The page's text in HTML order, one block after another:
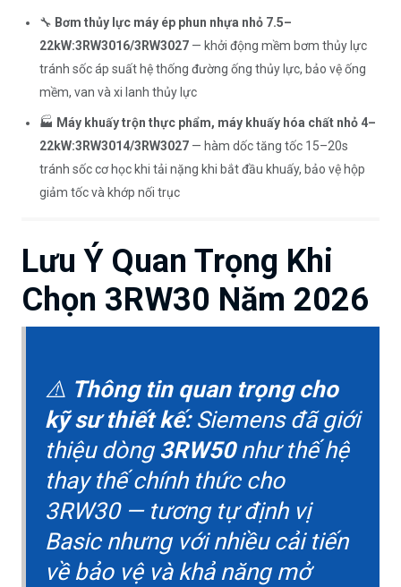
🔧 Bơm thủy lực máy ép phun nhựa nhỏ 7.5–
22kW:3RW3016/3RW3027 — khởi động mềm bơm thủy lực
tránh sốc áp suất hệ thống đường ống thủy lực, bảo vệ ống
mềm, van và xi lanh thủy lực
🏭 Máy khuấy trộn thực phẩm, máy khuấy hóa chất nhỏ 4–
22kW:3RW3014/3RW3027 — hàm dốc tăng tốc 15–20s
tránh sốc cơ học khi tải nặng khi bắt đầu khuấy, bảo vệ hộp
giảm tốc và khớp nối trục
Lưu Ý Quan Trọng Khi
Chọn 3RW30 Năm 2026
⚠️ Thông tin quan trọng cho
kỹ sư thiết kế:Siemens đã giới
thiệu dòng 3RW50như thế hệ
thay thế chính thức cho
3RW30 — tương tự định vị
Basic nhưng với nhiều cải tiến
về bảo vệ và khả năng mở